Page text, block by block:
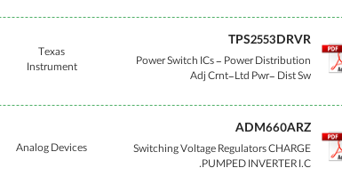
TPS2553DRVR
Power Switch ICs - Power Distribution
Adj Crnt-Ltd Pwr- Dist Sw
Texas
Instrument
ADM660ARZ
Switching Voltage Regulators CHARGE
PUMPED INVERTER I.C.
Analog Devices